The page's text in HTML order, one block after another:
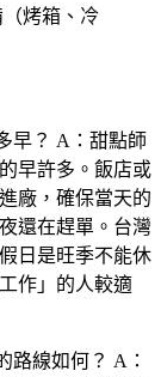
烤箱、冷
早？ A：甜點師
早許多。飯店或
廠，確保當天的
還在趕單。台灣
日是旺季不能休
作」的人較適
路線如何？ A：